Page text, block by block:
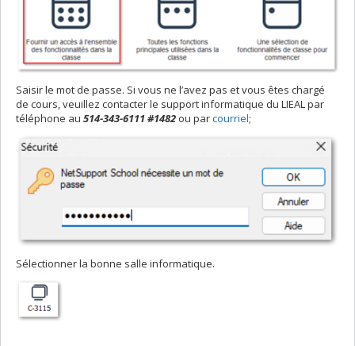
Saisir le mot de passe. Si vous ne l’avez pas et vous êtes chargé
de cours, veuillez contacter le support informatique du LIEAL par
téléphone au 514-343-6111 #1482 ou parcourriel;
Sélectionner la bonne salle informatique.